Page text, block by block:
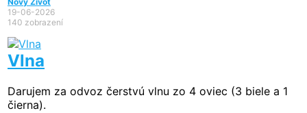
19-06-2026
140 zobrazení
Vlna
Darujem za odvoz čerstvú vlnu zo 4 oviec (3 biele a 1
čierna).